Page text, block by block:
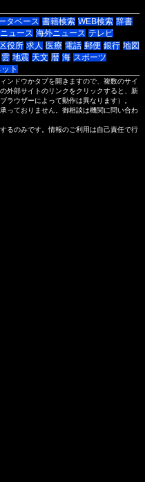
タベース 書籍検索 WEB検索 辞書
ニュース 海外ニュース テレビ
役所 求人 医療 電話 郵便 銀行 地図
雲 地震 天文 暦 海 スポーツ
ト
ンドウかタブを開きますので、複数のサイ
外部サイトのリンクをクリックすると、新
ラウザーによって動作は異なります）。
っておりません。御相談は機関に問い合わ
るのみです。情報のご利用は自己責任で行